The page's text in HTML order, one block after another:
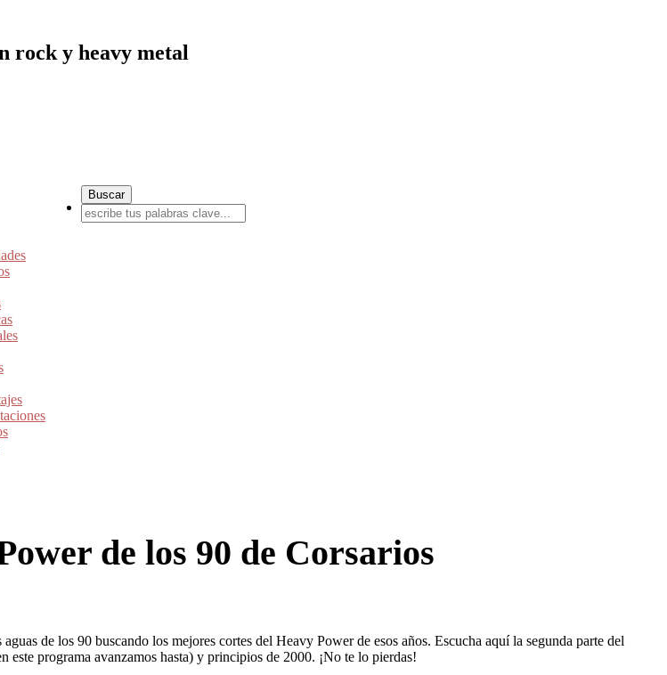
rock y heavy metal
de los 90 de Corsarios
de los 90 buscando los mejores cortes del Heavy Power de esos años. Escucha aquí la segunda parte del
programa avanzamos hasta) y principios de 2000. ¡No te lo pierdas!